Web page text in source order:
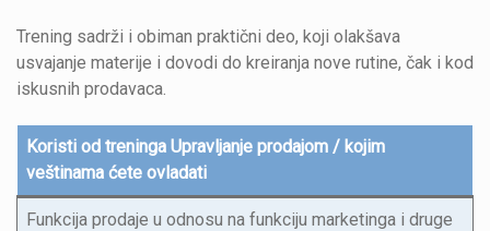
Trening sadrži i obiman praktični deo, koji olakšava
usvajanje materije i dovodi do kreiranja nove rutine, čak i kod
iskusnih prodavaca.
Koristi od treninga Upravljanje prodajom / kojim
veštinama ćete ovladati
Funkcija prodaje u odnosu na funkciju marketinga i druge